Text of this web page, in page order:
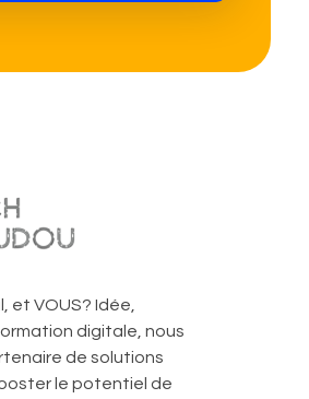
et VOUS? Idée,
digitale, nous
de solutions
le potentiel de